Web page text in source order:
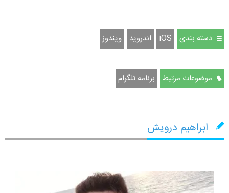
دسته بندی iOS اندروید ویندوز
موضوعات مرتبط برنامه تلگرام
ابراهیم درویش